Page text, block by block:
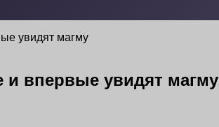
увидят магму
и впервые увидят магму